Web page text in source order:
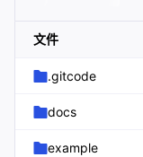
文件
.gitcode
docs
example